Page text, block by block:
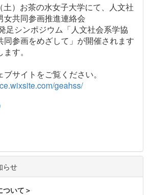
）お茶の水女子大学にて、 人文社
女共同参画推進連絡会
足シンポジウム「人文社会系学協
参画をめざして」が開催されます
す。
サイトをご覧ください。
geahss/
らせ
ついて＞